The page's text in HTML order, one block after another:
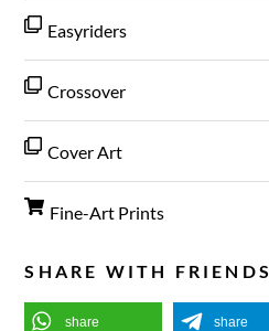
Easyriders
Crossover
Cover Art
Fine-Art Prints
SHARE WITH FRIENDS
share share